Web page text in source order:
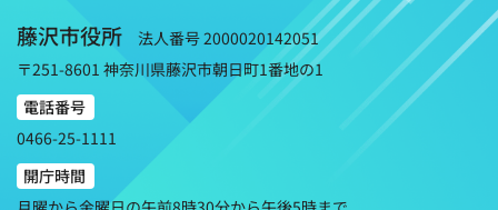
藤沢市役所
法人番号 2000020142051
〒251-8601 神奈川県藤沢市朝日町1番地の1
電話番号
0466-25-1111
開庁時間